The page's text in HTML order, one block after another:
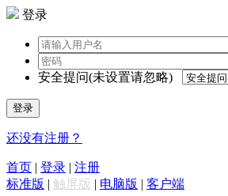
登录
安全提问(未设置请忽略)
登录
还没有注册？
首页 | 登录 | 注册
标准版 | 触屏版 | 电脑版 | 客户端